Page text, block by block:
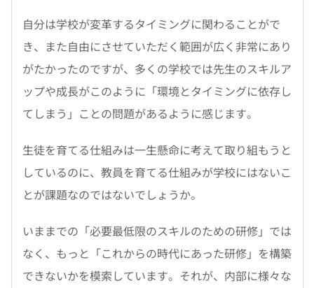
自分は学校が変革するタイミングに関わることがで
き、また自由にさせていただく範囲が広く非常にあり
がたかったのですが、多くの学校では先生のスキルア
ップや成長がこのように「環境とタイミングに依存し
てしまう」ことの問題があるように感じます。
生徒を育てる仕組みは一生懸命に考えて取り組もうと
しているのに、教員を育てる仕組みが学校にはないこ
とが課題なのではないでしょうか。
いままでの「必要最低限のスキルのための研修」では
なく、もっと「これからの時代にあった研修」を構築
できないかを模索しています。それが、内部に様々な